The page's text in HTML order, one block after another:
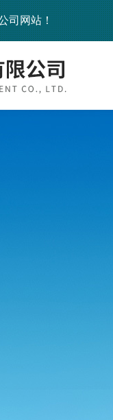
司网站！